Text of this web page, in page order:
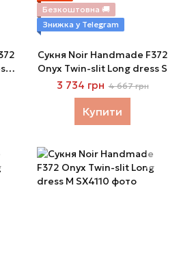
Безкоштовна 🚚
Знижка у Telegram
Сукня Noir Handmade F372
Onyx Twin-slit Long dress S
3 734 грн 4 667 грн
Купити